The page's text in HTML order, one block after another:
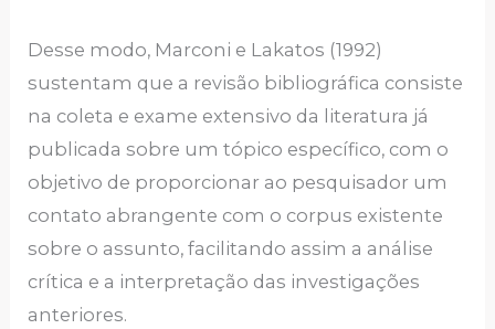
Desse modo, Marconi e Lakatos (1992)
sustentam que a revisão bibliográfica consiste
na coleta e exame extensivo da literatura já
publicada sobre um tópico específico, com o
objetivo de proporcionar ao pesquisador um
contato abrangente com o corpus existente
sobre o assunto, facilitando assim a análise
crítica e a interpretação das investigações
anteriores.